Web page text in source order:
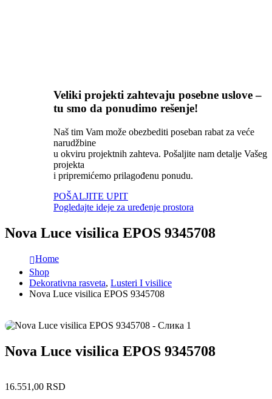
Veliki projekti zahtevaju posebne uslove –
tu smo da ponudimo rešenje!
Naš tim Vam može obezbediti poseban rabat za veće
narudžbine
u okviru projektnih zahteva. Pošaljite nam detalje Vašeg
projekta
i pripremićemo prilagođenu ponudu.
POŠALJITE UPIT
Pogledajte ideje za uređenje prostora
Nova Luce visilica EPOS 9345708
Home
Shop
Dekorativna rasveta, Lusteri I visilice
Nova Luce visilica EPOS 9345708
Nova Luce visilica EPOS 9345708
16.551,00 RSD